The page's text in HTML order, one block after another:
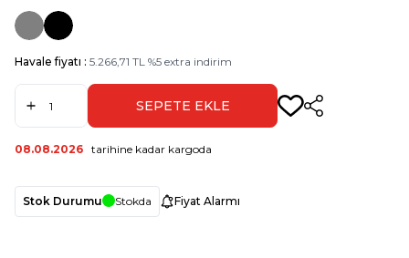
Havale fiyatı : 5.266,71 TL %5 extra indirim
SEPETE EKLE Paylaş
08.08.2026 tarihine kadar kargoda
Stok Durumu Stokda Fiyat Alarmı